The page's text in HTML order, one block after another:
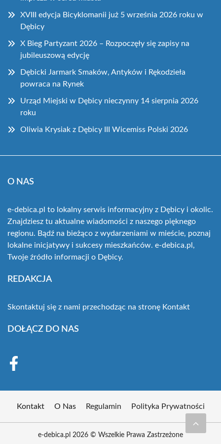
XVIII edycja Bicyklomanii już 5 września 2026 roku w
Dębicy
X Bieg Partyzant 2026 – Rozpoczęły się zapisy na
jubileuszową edycję
Dębicki Jarmark Smaków, Antyków i Rękodzieła
powraca na Rynek
Urząd Miejski w Dębicy nieczynny 14 sierpnia 2026
roku
Oliwia Krysiak z Dębicy III Wicemiss Polski 2026
O NAS
e-debica.pl to lokalny serwis informacyjny z Dębicy i okolic.
Znajdziesz tu aktualne wiadomości z naszego pięknego
regionu. Bądź na bieżąco z wydarzeniami w mieście, poznaj
lokalne inicjatywy i sukcesy mieszkańców. e-debica.pl,
Twoje źródło informacji o Dębicy.
REDAKCJA
Skontaktuj się z nami przechodząc na stronę Kontakt
DOŁĄCZ DO NAS
Kontakt O Nas Regulamin Polityka Prywatności
e-debica.pl 2026 © Wszelkie Prawa Zastrzeżone